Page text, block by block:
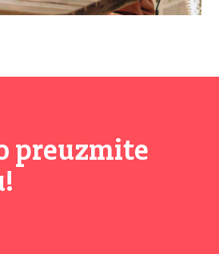
preuzmite